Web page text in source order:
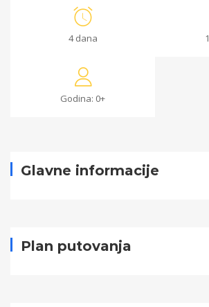
4 dana
Godina: 0+
Zeneva
Glavne informacije
Plan putovanja